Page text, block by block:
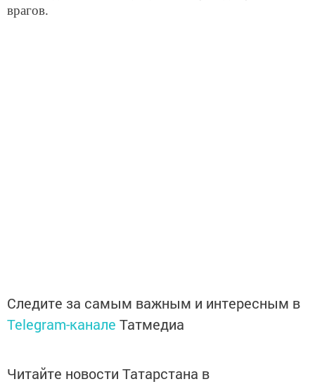
врагов.
Следите за самым важным и интересным в
Telegram-канале Татмедиа
Читайте новости Татарстана в